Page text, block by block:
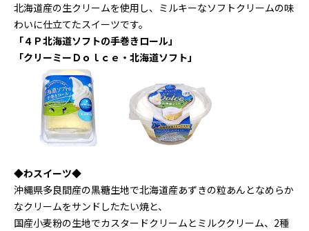
北海道産の生クリームを使用し、ミルキーなソフトクリームの味
わいに仕立てたスイーツです。
「４Ｐ北海道ソフトの手巻きロール」
「クリーミーＤｏｌｃｅ・北海道ソフト」
◆わスイーツ◆
沖縄県多良間産の黒糖生地で北海道産あずきの粒あんとなめらか
なクリームをサンドしたたい焼と、
国産小麦粉の生地でカスタードクリームとミルククリーム、2種